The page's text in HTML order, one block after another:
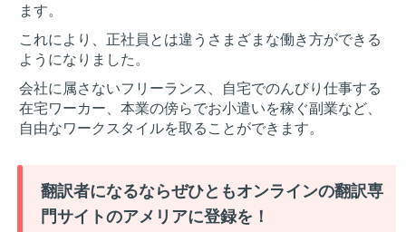
ます。
これにより、正社員とは違うさまざまな働き方ができる
ようになりました。
会社に属さないフリーランス、自宅でのんびり仕事する
在宅ワーカー、本業の傍らでお小遣いを稼ぐ副業など、
自由なワークスタイルを取ることができます。
翻訳者になるならぜひともオンラインの翻訳専
門サイトのアメリアに登録を！